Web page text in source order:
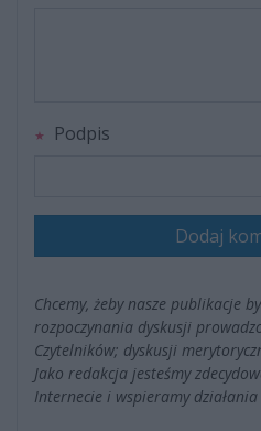
Podpis
Dodaj
Chcemy, żeby nasze publikacje
rozpoczynania dyskusji
Czytelników; dyskusji
Jako redakcja jesteśmy
Internecie i wspieramy